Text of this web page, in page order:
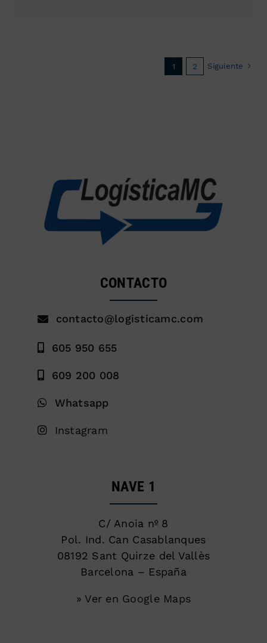
1 2 Siguiente
CONTACTO
contacto@logisticamc.com
605 950 655
609 200 008
Whatsapp
Instagram
NAVE 1
C/ Anoia nº 8
Pol. Ind. Can Casablanques
08192 Sant Quirze del Vallès
Barcelona – España
» Ver en Google Maps